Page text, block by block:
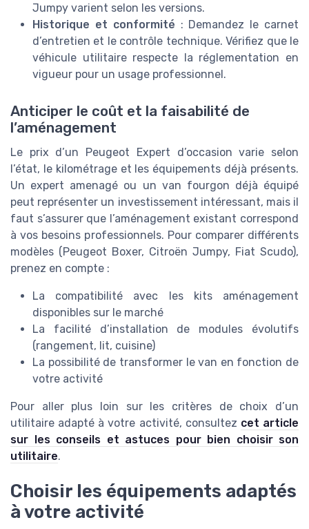
Jumpy varient selon les versions.
Historique et conformité : Demandez le carnet
d’entretien et le contrôle technique. Vérifiez que le
véhicule utilitaire respecte la réglementation en
vigueur pour un usage professionnel.
Anticiper le coût et la faisabilité de
l’aménagement
Le prix d’un Peugeot Expert d’occasion varie selon
l’état, le kilométrage et les équipements déjà présents.
Un expert amenagé ou un van fourgon déjà équipé
peut représenter un investissement intéressant, mais il
faut s’assurer que l’aménagement existant correspond
à vos besoins professionnels. Pour comparer différents
modèles (Peugeot Boxer, Citroën Jumpy, Fiat Scudo),
prenez en compte :
La compatibilité avec les kits aménagement
disponibles sur le marché
La facilité d’installation de modules évolutifs
(rangement, lit, cuisine)
La possibilité de transformer le van en fonction de
votre activité
Pour aller plus loin sur les critères de choix d’un
utilitaire adapté à votre activité, consultez cet article
sur les conseils et astuces pour bien choisir son
utilitaire.
Choisir les équipements adaptés
à votre activité